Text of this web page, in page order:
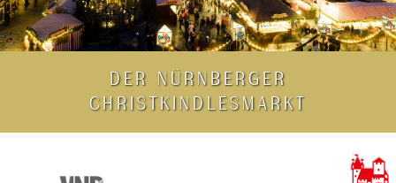
DER NÜRNBERGER
CHRISTKINDLESMARKT